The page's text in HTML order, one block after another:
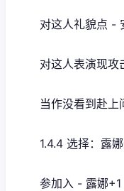
对这人礼貌点 -
对这人表演现
当作没看到赴上
1.4.4 选择：露
参加入 - 露娜+1